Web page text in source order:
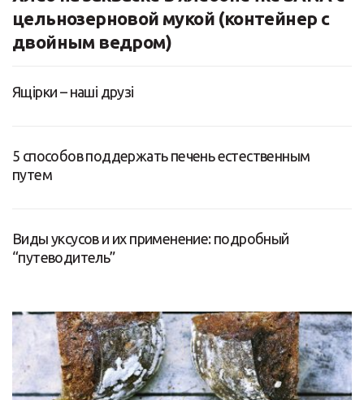
цельнозерновой мукой (контейнер с
двойным ведром)
Ящірки – наші друзі
5 способов поддержать печень естественным
путем
Виды уксусов и их применение: подробный
“путеводитель”